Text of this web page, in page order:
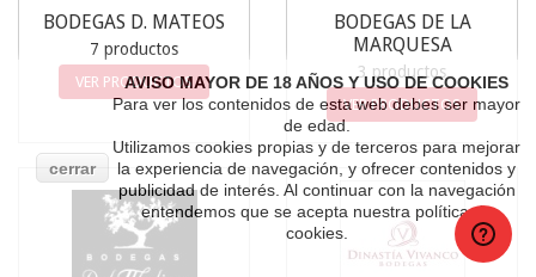
BODEGAS D. MATEOS
7 productos
VER PRODUCTOS
BODEGAS DE LA
MARQUESA
3 productos
VER PRODUCTOS
cerrar
AVISO MAYOR DE 18 AÑOS Y USO DE COOKIES
Para ver los contenidos de esta web debes ser mayor
de edad.
Utilizamos cookies propias y de terceros para mejorar
la experiencia de navegación, y ofrecer contenidos y
publicidad de interés. Al continuar con la navegación
entendemos que se acepta nuestra política de
cookies.